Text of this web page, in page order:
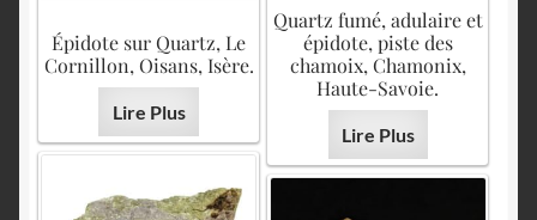
Quartz fumé, adulaire et
épidote, piste des
chamoix, Chamonix,
Haute-Savoie.
Lire Plus
Épidote sur Quartz, Le
Cornillon, Oisans, Isère.
Lire Plus